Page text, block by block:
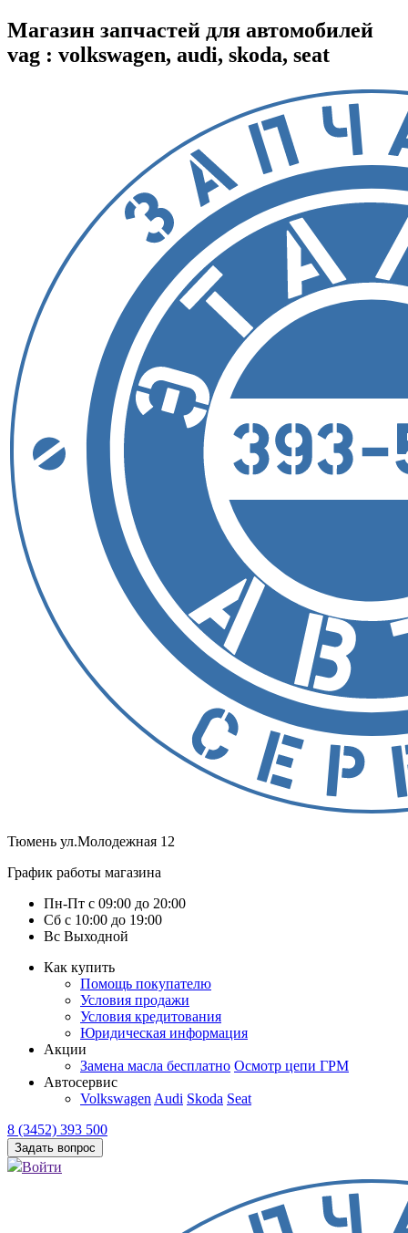
Магазин запчастей для автомобилей
vag : volkswagen, audi, skoda, seat
Тюмень ул.Молодежная 12
График работы магазина
Пн-Пт с 09:00 до 20:00
Сб с 10:00 до 19:00
Вс Выходной
Как купить
Помощь покупателю
Условия продажи
Условия кредитования
Юридическая информация
Акции
Замена масла бесплатно Осмотр цепи ГРМ
Автосервис
Volkswagen Audi Skoda Seat
8 (3452) 393 500
Задать вопрос
Войти